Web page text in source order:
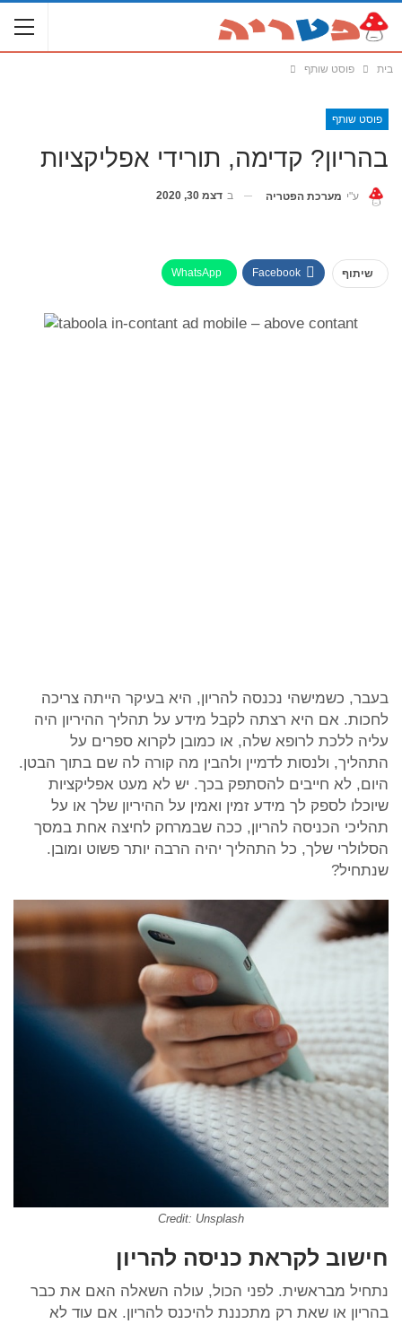
בית פוסט שותף
פוסט שותף
בהריון? קדימה, תורידי אפליקציות
ע"י מערכת הפטריה ב דצמ 30, 2020
שיתוף Facebook
WhatsApp
בעבר, כשמישהי נכנסה להריון, היא בעיקר הייתה צריכה
לחכות. אם היא רצתה לקבל מידע על תהליך ההיריון היה
עליה ללכת לרופא שלה, או כמובן לקרוא ספרים על
התהליך, ולנסות לדמיין ולהבין מה קורה לה שם בתוך הבטן.
היום, לא חייבים להסתפק בכך. יש לא מעט אפליקציות
שיוכלו לספק לך מידע זמין ואמין על ההיריון שלך או על
תהליכי הכניסה להריון, ככה שבמרחק לחיצה אחת במסך
הסלולרי שלך, כל התהליך יהיה הרבה יותר פשוט ומובן.
שנתחיל?
Credit: Unsplash
חישוב לקראת כניסה להריון
נתחיל מבראשית. לפני הכול, עולה השאלה האם את כבר
בהריון או שאת רק מתכננת להיכנס להריון. אם עוד לא